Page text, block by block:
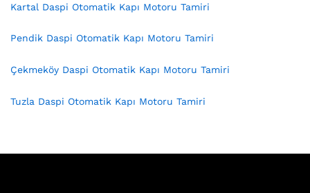
Kartal Daspi Otomatik Kapı Motoru Tamiri
Pendik Daspi Otomatik Kapı Motoru Tamiri
Çekmeköy Daspi Otomatik Kapı Motoru Tamiri
Tuzla Daspi Otomatik Kapı Motoru Tamiri